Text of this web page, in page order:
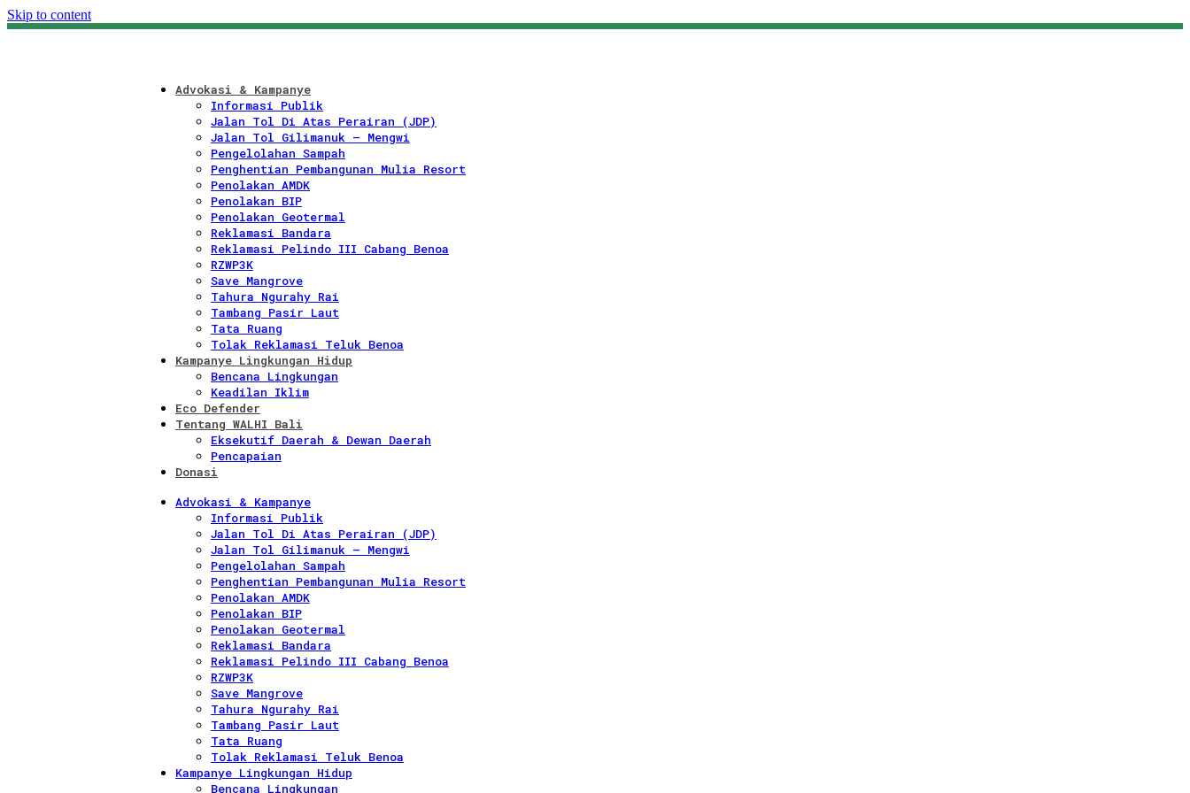
Skip to content
Advokasi & Kampanye
Informasi Publik
Jalan Tol Di Atas Perairan (JDP)
Jalan Tol Gilimanuk – Mengwi
Pengelolahan Sampah
Penghentian Pembangunan Mulia Resort
Penolakan AMDK
Penolakan BIP
Penolakan Geotermal
Reklamasi Bandara
Reklamasi Pelindo III Cabang Benoa
RZWP3K
Save Mangrove
Tahura Ngurahy Rai
Tambang Pasir Laut
Tata Ruang
Tolak Reklamasi Teluk Benoa
Kampanye Lingkungan Hidup
Bencana Lingkungan
Keadilan Iklim
Eco Defender
Tentang WALHI Bali
Eksekutif Daerah & Dewan Daerah
Pencapaian
Donasi
Advokasi & Kampanye
Informasi Publik
Jalan Tol Di Atas Perairan (JDP)
Jalan Tol Gilimanuk – Mengwi
Pengelolahan Sampah
Penghentian Pembangunan Mulia Resort
Penolakan AMDK
Penolakan BIP
Penolakan Geotermal
Reklamasi Bandara
Reklamasi Pelindo III Cabang Benoa
RZWP3K
Save Mangrove
Tahura Ngurahy Rai
Tambang Pasir Laut
Tata Ruang
Tolak Reklamasi Teluk Benoa
Kampanye Lingkungan Hidup
Bencana Lingkungan